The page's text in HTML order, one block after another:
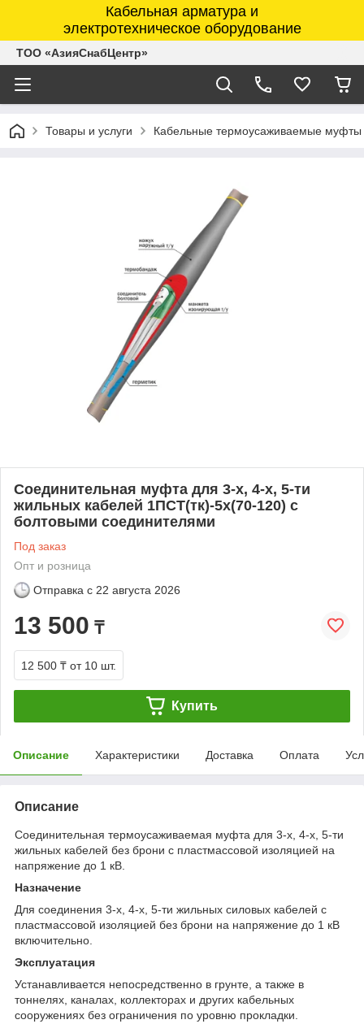
Кабельная арматура и
электротехническое оборудование
ТОО «АзияСнабЦентр»
Товары и услуги Кабельные термоусаживаемые муфты
Соединительная муфта для 3-х, 4-х, 5-ти
жильных кабелей 1ПСТ(тк)-5х(70-120) с
болтовыми соединителями
Под заказ
Опт и розница
Отправка с 22 августа 2026
13 500 ₸
12 500 ₸ от 10 шт.
Купить
Описание Характеристики Доставка Оплата
Описание
Соединительная термоусаживаемая муфта для 3-х, 4-х, 5-ти
жильных кабелей без брони с пластмассовой изоляцией на
напряжение до 1 кВ.
Назначение
Для соединения 3-х, 4-х, 5-ти жильных силовых кабелей с
пластмассовой изоляцией без брони на напряжение до 1 кВ
включительно.
Эксплуатация
Устанавливается непосредственно в грунте, а также в
тоннелях, каналах, коллекторах и других кабельных
сооружениях без ограничения по уровню прокладки.